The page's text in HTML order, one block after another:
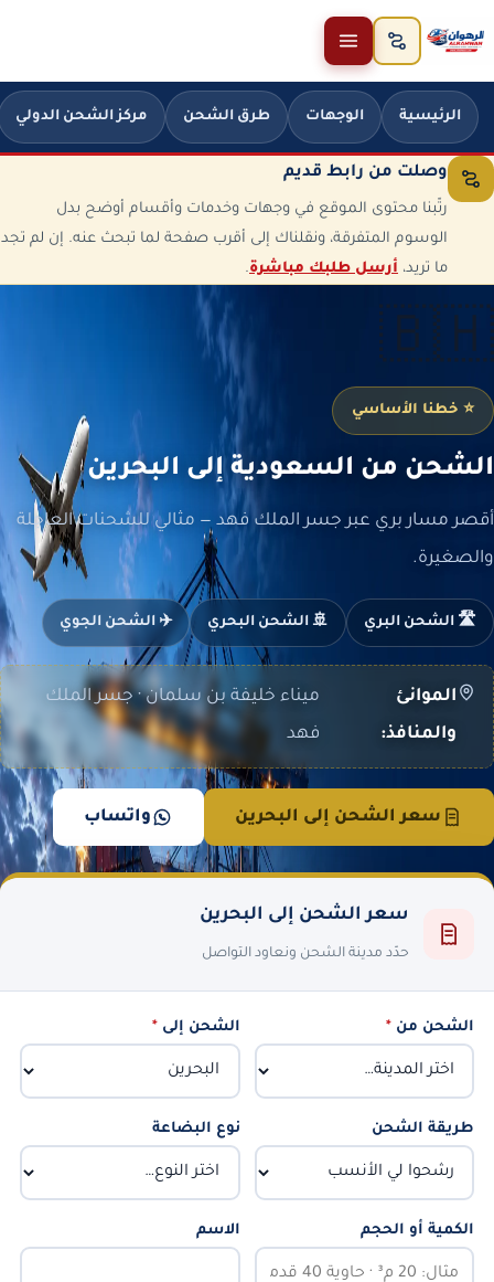
تخطَّ إلى المحتوى
الرئيسية الوجهات طرق الشحن مركز الشحن الدولي
وصلت من رابط قديم
رتّبنا محتوى الموقع في وجهات وخدمات وأقسام أوضح بدل
الوسوم المتفرقة، ونقلناك إلى أقرب صفحة لما تبحث عنه. إن لم تجد
ما تريد، أرسل طلبك مباشرة.
🇧🇭
⭐ خطنا الأساسي
الشحن من السعودية إلى البحرين
أقصر مسار بري عبر جسر الملك فهد — مثالي للشحنات العاجلة
والصغيرة.
🛣️ الشحن البري 🚢 الشحن البحري ✈️ الشحن الجوي
الموانئ
والمنافذ:
ميناء خليفة بن سلمان · جسر الملك
فهد
سعر الشحن إلى البحرين واتساب
سعر الشحن إلى البحرين
حدّد مدينة الشحن ونعاود التواصل
الشحن من * الشحن إلى*
طريقة الشحن نوع البضاعة
الكمية أو الحجم الاسم